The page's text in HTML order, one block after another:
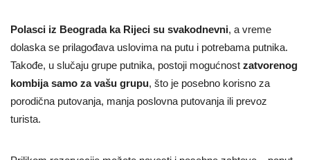
Polasci iz Beograda ka Rijeci su svakodnevni, a vreme
dolaska se prilagođava uslovima na putu i potrebama putnika.
Takođe, u slučaju grupe putnika, postoji mogućnost zatvorenog
kombija samo za vašu grupu, što je posebno korisno za
porodična putovanja, manja poslovna putovanja ili prevoz
turista.